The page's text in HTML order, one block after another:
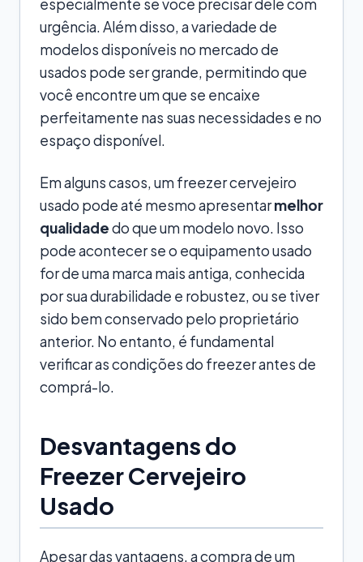
especialmente se você precisar dele com
urgência. Além disso, a variedade de
modelos disponíveis no mercado de
usados pode ser grande, permitindo que
você encontre um que se encaixe
perfeitamente nas suas necessidades e no
espaço disponível.
Em alguns casos, um freezer cervejeiro
usado pode até mesmo apresentarmelhor
qualidadedo que um modelo novo. Isso
pode acontecer se o equipamento usado
for de uma marca mais antiga, conhecida
por sua durabilidade e robustez, ou se tiver
sido bem conservado pelo proprietário
anterior. No entanto, é fundamental
verificar as condições do freezer antes de
comprá-lo.
Desvantagens do
Freezer Cervejeiro
Usado
Apesar das vantagens, a compra de um